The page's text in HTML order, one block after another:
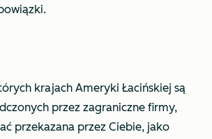
krajach Ameryki Łacińskiej są
przez zagraniczne firmy,
przekazana przez Ciebie, jako